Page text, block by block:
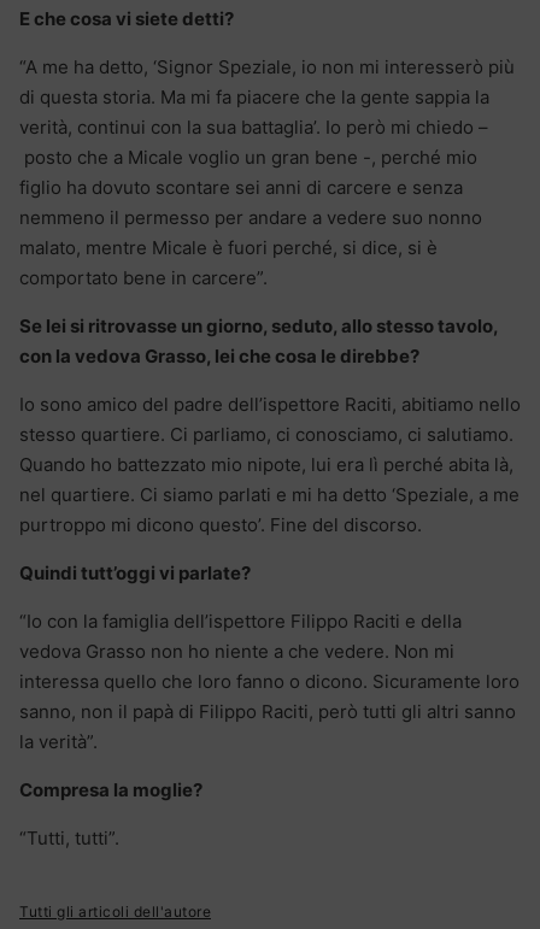
E che cosa vi siete detti?
“A me ha detto, ‘Signor Speziale, io non mi interesserò più
di questa storia. Ma mi fa piacere che la gente sappia la
verità, continui con la sua battaglia’. Io però mi chiedo –
posto che a Micale voglio un gran bene -, perché mio
figlio ha dovuto scontare sei anni di carcere e senza
nemmeno il permesso per andare a vedere suo nonno
malato, mentre Micale è fuori perché, si dice, si è
comportato bene in carcere”.
Se lei si ritrovasse un giorno, seduto, allo stesso tavolo,
con la vedova Grasso, lei che cosa le direbbe?
Io sono amico del padre dell’ispettore Raciti, abitiamo nello
stesso quartiere. Ci parliamo, ci conosciamo, ci salutiamo.
Quando ho battezzato mio nipote, lui era lì perché abita là,
nel quartiere. Ci siamo parlati e mi ha detto ‘Speziale, a me
purtroppo mi dicono questo’. Fine del discorso.
Quindi tutt’oggi vi parlate?
“Io con la famiglia dell’ispettore Filippo Raciti e della
vedova Grasso non ho niente a che vedere. Non mi
interessa quello che loro fanno o dicono. Sicuramente loro
sanno, non il papà di Filippo Raciti, però tutti gli altri sanno
la verità”.
Compresa la moglie?
“Tutti, tutti”.
Tutti gli articoli dell'autore